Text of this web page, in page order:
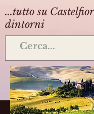
...tutto su
dintorni